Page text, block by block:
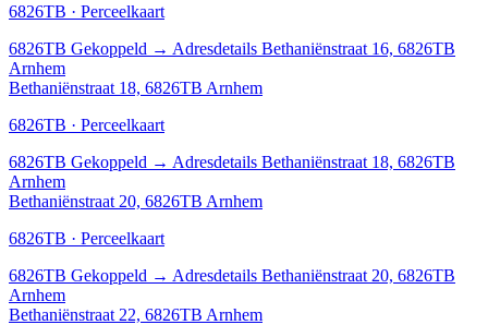
6826TB · Perceelkaart
6826TB Gekoppeld → Adresdetails Bethaniënstraat 16, 6826TB
Arnhem
Bethaniënstraat 18, 6826TB Arnhem
6826TB · Perceelkaart
6826TB Gekoppeld → Adresdetails Bethaniënstraat 18, 6826TB
Arnhem
Bethaniënstraat 20, 6826TB Arnhem
6826TB · Perceelkaart
6826TB Gekoppeld → Adresdetails Bethaniënstraat 20, 6826TB
Arnhem
Bethaniënstraat 22, 6826TB Arnhem